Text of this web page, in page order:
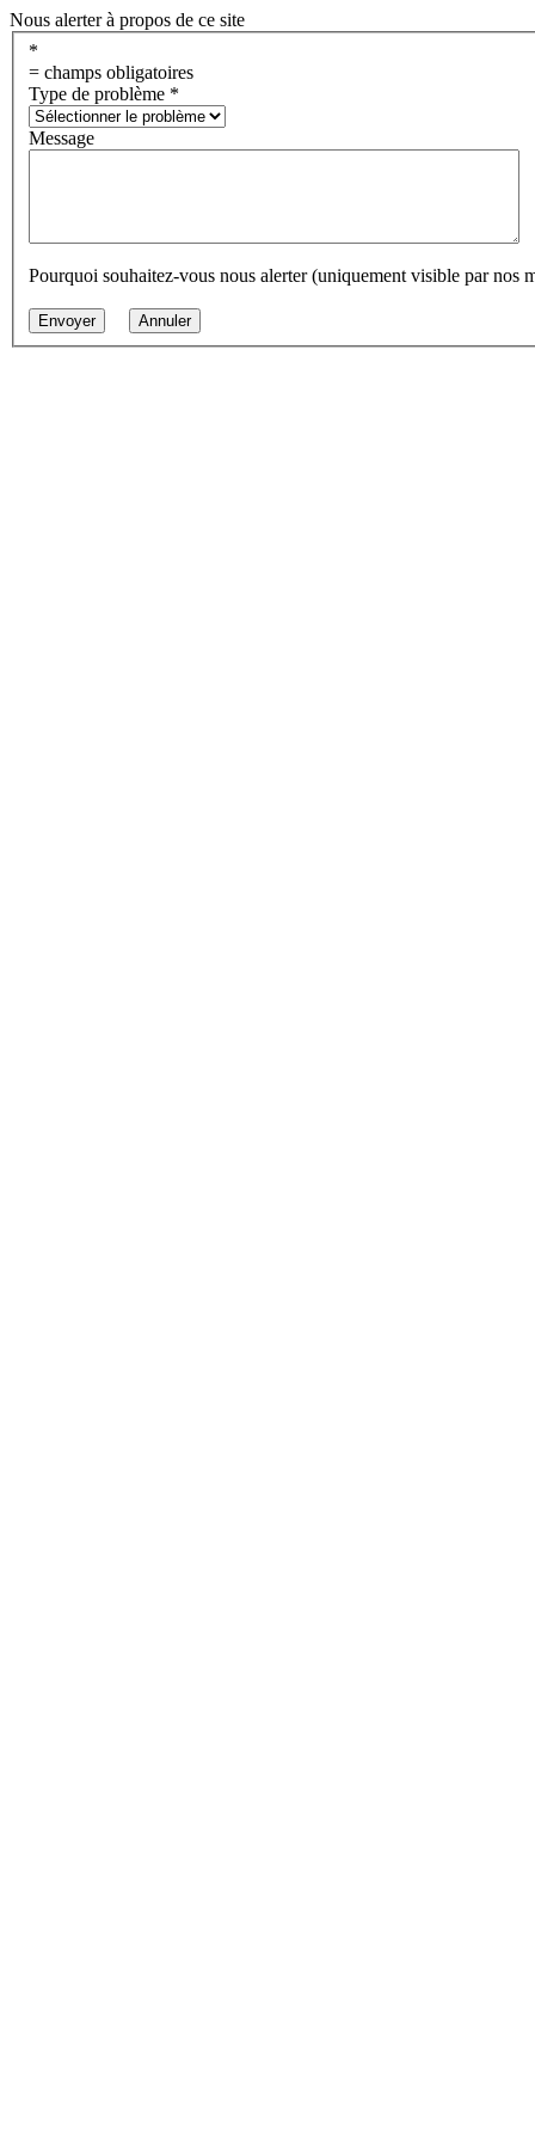
Nous alerter à propos de ce site
*
= champs obligatoires
Type de problème *
Message
Pourquoi souhaitez-vous nous alerter (uniquement visible par nos